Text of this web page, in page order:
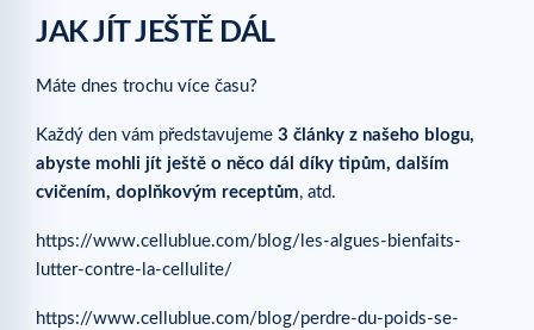
JAK JÍT JEŠTĚ DÁL
Máte dnes trochu více času?
Každý den vám představujeme 3 články z našeho blogu,
abyste mohli jít ještě o něco dál díky tipům, dalším
cvičením, doplňkovým receptům, atd.
https://www.cellublue.com/blog/les-algues-bienfaits-
lutter-contre-la-cellulite/
https://www.cellublue.com/blog/perdre-du-poids-se-